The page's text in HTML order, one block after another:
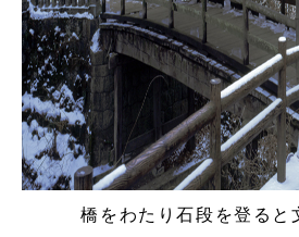
橋をわたり石段を登ると